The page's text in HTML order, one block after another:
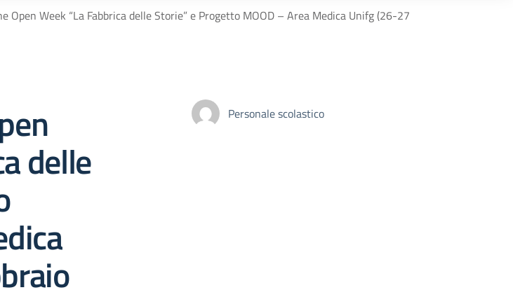
Open Week “La Fabbrica delle Storie” e Progetto MOOD – Area Medica Unifg (26-27
delle
Personale scolastico